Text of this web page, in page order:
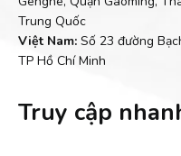
Trung Quốc
Việt Nam: Số 23 đường
TP Hồ Chí Minh
Truy cập